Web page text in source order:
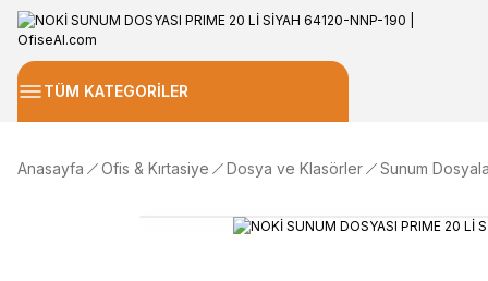
TÜM KATEGORİLER
Anasayfa Ofis & Kırtasiye Dosya ve Klasörler Sunum